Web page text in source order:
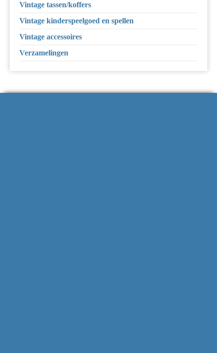
Vintage tassen/koffers
Vintage kinderspeelgoed en spellen
Vintage accessoires
Verzamelingen